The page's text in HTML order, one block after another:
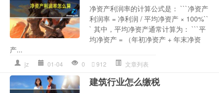
净资产利润率的计算公式是： ```净资产
利润率 = 净利润 / 平均净资产 × 100%``
` 其中，平均净资产通常计算为： ```平
均净资产 = （年初净资产 + 年末净资
产...
jz 01-04 0 912 文章列表
建筑行业怎么缴税